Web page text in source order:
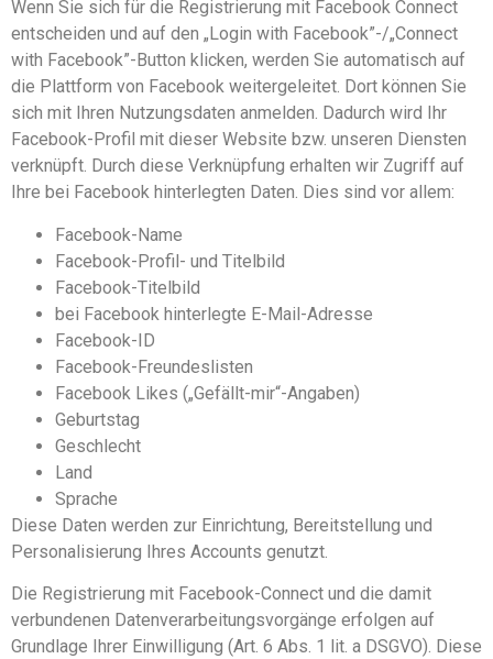
Wenn Sie sich für die Registrierung mit Facebook Connect
entscheiden und auf den „Login with Facebook”-/„Connect
with Facebook”-Button klicken, werden Sie automatisch auf
die Plattform von Facebook weitergeleitet. Dort können Sie
sich mit Ihren Nutzungsdaten anmelden. Dadurch wird Ihr
Facebook-Profil mit dieser Website bzw. unseren Diensten
verknüpft. Durch diese Verknüpfung erhalten wir Zugriff auf
Ihre bei Facebook hinterlegten Daten. Dies sind vor allem:
Facebook-Name
Facebook-Profil- und Titelbild
Facebook-Titelbild
bei Facebook hinterlegte E-Mail-Adresse
Facebook-ID
Facebook-Freundeslisten
Facebook Likes („Gefällt-mir“-Angaben)
Geburtstag
Geschlecht
Land
Sprache
Diese Daten werden zur Einrichtung, Bereitstellung und
Personalisierung Ihres Accounts genutzt.
Die Registrierung mit Facebook-Connect und die damit
verbundenen Datenverarbeitungsvorgänge erfolgen auf
Grundlage Ihrer Einwilligung (Art. 6 Abs. 1 lit. a DSGVO). Diese